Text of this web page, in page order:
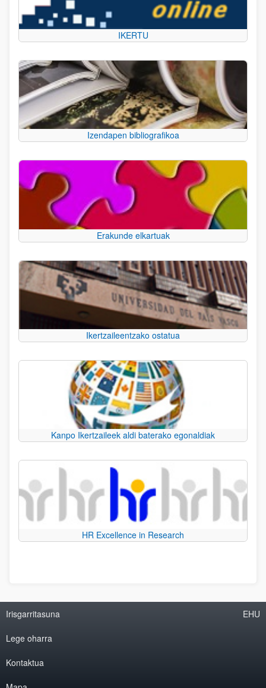
IKERTU
Izendapen bibliografikoa
Erakunde elkartuak
Ikertzaileentzako ostatua
Kanpo Ikertzaileek aldi baterako egonaldiak
HR Excellence in Research
Irisgarritasuna
Lege oharra
Kontaktua
EHU